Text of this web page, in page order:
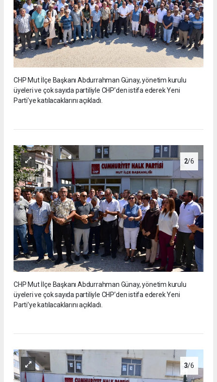
CHP Mut İlçe Başkanı Abdurrahman Günay, yönetim kurulu
üyeleri ve çok sayıda partiliyle CHP’den istifa ederek Yeni
Parti’ye katılacaklarını açıkladı.
2/6
CHP Mut İlçe Başkanı Abdurrahman Günay, yönetim kurulu
üyeleri ve çok sayıda partiliyle CHP’den istifa ederek Yeni
Parti’ye katılacaklarını açıkladı.
3/6